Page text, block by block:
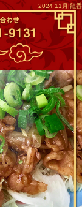
2024 11月|龍香